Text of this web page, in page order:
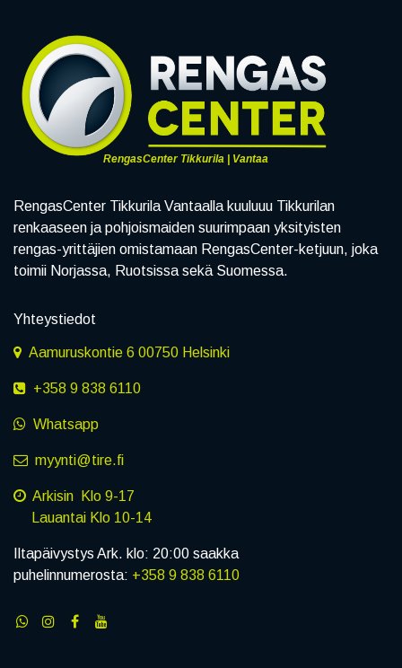
RengasCenter Tikkurila | Vantaa
RengasCenter Tikkurila Vantaalla kuuluuu Tikkurilan
renkaaseen ja pohjoismaiden suurimpaan yksityisten
rengas-yrittäjien omistamaan RengasCenter-ketjuun, joka
toimii Norjassa, Ruotsissa sekä Suomessa.
Yhteystiedot
Aamuruskontie 6 00750 Helsinki
+358 9 838 6110
Whatsapp
myynti@tire.fi
Arkisin Klo 9-17
Lauantai Klo 10-14
Iltapäivystys Ark. klo: 20:00 saakka
puhelinnumerosta: +358 9 838 6110